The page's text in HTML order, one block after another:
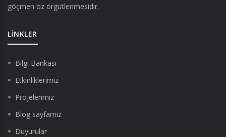
göçmen öz örgütlenmesidir.
LINKLER
Bilgi Bankası
Etkinliklerimiz
Projelerimiz
Blog sayfamız
Duyurular